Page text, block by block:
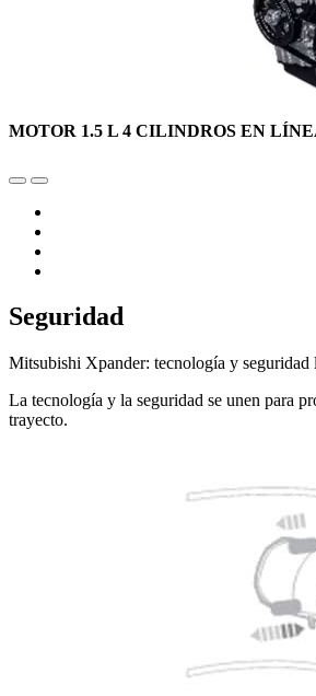
MOTOR 1.5 L 4 CILINDROS EN
Seguridad
Mitsubishi Xpander: tecnología y seguridad
La tecnología y la seguridad se unen para
trayecto.